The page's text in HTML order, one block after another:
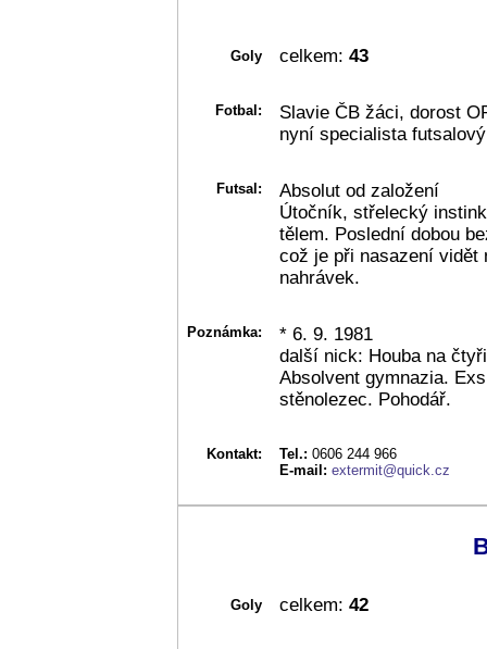
Goly celkem: 43
Fotbal:
Slavie ČB žáci, dorost
nyní specialista futsalový
Futsal:
Absolut od založení
Útočník, střelecký
tělem. Poslední dobou
což je při nasazení vidět
nahrávek.
Poznámka:
* 6. 9. 1981
další nick: Houba na čtyři
Absolvent gymnazia.
stěnolezec. Pohodář.
Kontakt: Tel.: 0606 244 966
E-mail: extermit@quick.cz
Goly celkem: 42